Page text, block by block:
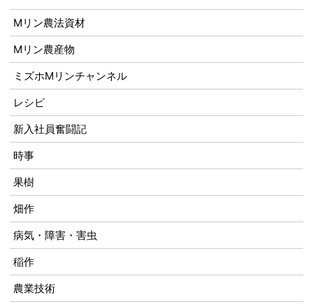
Mリン農法資材
Mリン農産物
ミズホMリンチャンネル
レシピ
新入社員奮闘記
時事
果樹
畑作
病気・障害・害虫
稲作
農業技術